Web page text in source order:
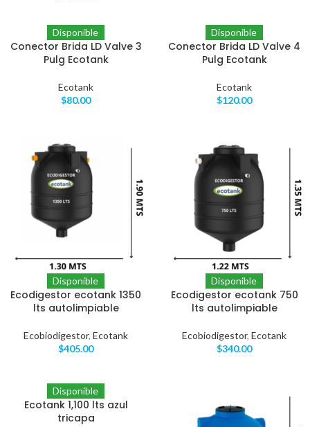
Disponible
Conector Brida LD Valve 3
Pulg Ecotank
Ecotank
$80.00
Disponible
Conector Brida LD Valve 4
Pulg Ecotank
Ecotank
$120.00
Disponible
Ecodigestor ecotank 1350
lts autolimpiable
Ecobiodigestor, Ecotank
$405.00
Disponible
Ecodigestor ecotank 750
lts autolimpiable
Ecobiodigestor, Ecotank
$340.00
Disponible
Ecotank 1,100 lts azul
tricapa